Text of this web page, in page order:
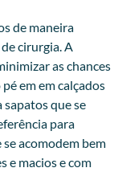
de maneira
cirurgia. A
as chances
em em calçados
que se
para
acomodem bem
e macios e com